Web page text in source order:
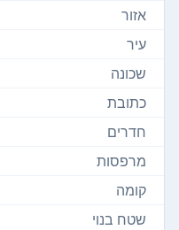
אזור
עיר
שכונה
כתובת
חדרים
מרפסות
קומה
שטח בנוי